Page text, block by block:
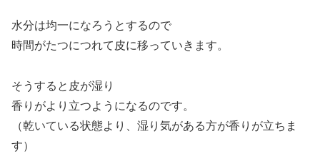
水分は均一になろうとするので
時間がたつにつれて皮に移っていきます。
そうすると皮が湿り
香りがより立つようになるのです。
（乾いている状態より、湿り気がある方が香りが立ちま
す）